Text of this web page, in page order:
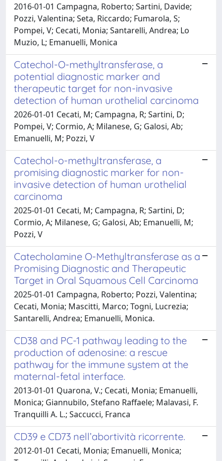
2016-01-01 Campagna, Roberto; Sartini, Davide;
Pozzi, Valentina; Seta, Riccardo; Fumarola, S;
Pompei, V; Cecati, Monia; Santarelli, Andrea; Lo
Muzio, L; Emanuelli, Monica
Catechol-O-methyltransferase, a
potential diagnostic marker and
therapeutic target for non-invasive
detection of human urothelial carcinoma
2026-01-01 Cecati, M; Campagna, R; Sartini, D;
Pompei, V; Cormio, A; Milanese, G; Galosi, Ab;
Emanuelli, M; Pozzi, V
Catechol-o-methyltransferase, a
promising diagnostic marker for non-
invasive detection of human urothelial
carcinoma
2025-01-01 Cecati, M; Campagna, R; Sartini, D;
Cormio, A; Milanese, G; Galosi, Ab; Emanuelli, M;
Pozzi, V
Catecholamine O-Methyltransferase as a
Promising Diagnostic and Therapeutic
Target in Oral Squamous Cell Carcinoma
2025-01-01 Campagna, Roberto; Pozzi, Valentina;
Cecati, Monia; Mascitti, Marco; Togni, Lucrezia;
Santarelli, Andrea; Emanuelli, Monica.
CD38 and PC-1 pathway leading to the
production of adenosine: a rescue
pathway for the immune system at the
maternal-fetal interface.
2013-01-01 Quarona, V.; Cecati, Monia; Emanuelli,
Monica; Giannubilo, Stefano Raffaele; Malavasi, F.
Tranquilli A. L.; Saccucci, Franca
CD39 e CD73 nell’abortività ricorrente.
2012-01-01 Cecati, Monia; Emanuelli, Monica;